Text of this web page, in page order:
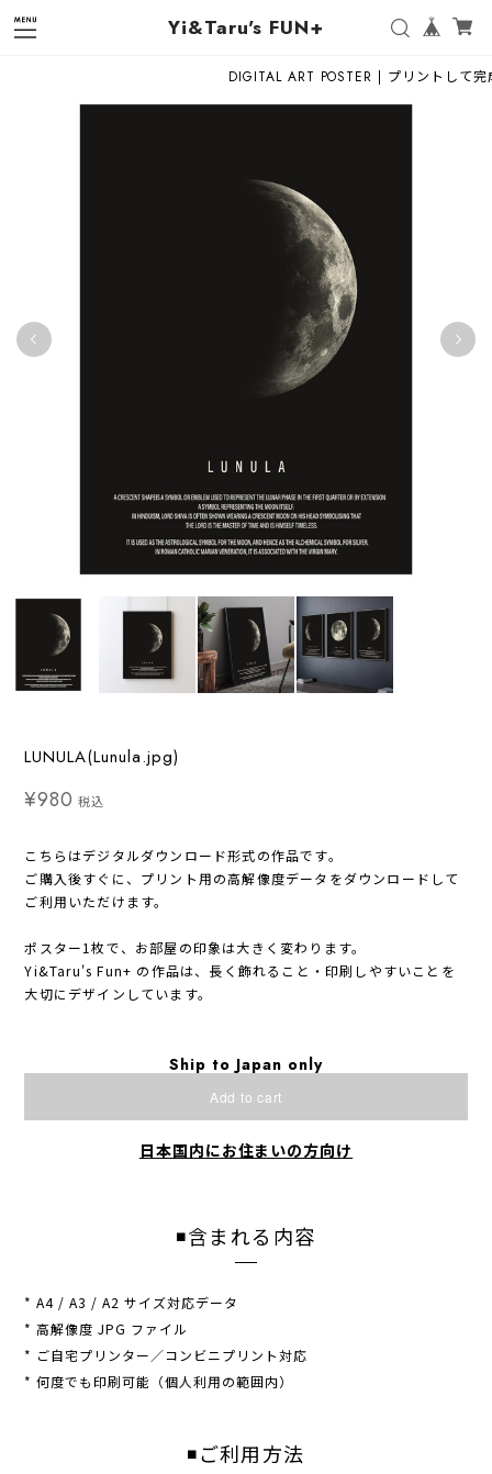
Yi&Taru's FUN+
DIGITAL ART POSTER | プリントして完
LUNULA(Lunula.jpg)
¥980 税込
こちらはデジタルダウンロード形式の作品です。
ご購入後すぐに、プリント用の高解像度データをダウンロードして
ご利用いただけます。
ポスター1枚で、お部屋の印象は大きく変わります。
Yi&Taru's Fun+ の作品は、長く飾れること・印刷しやすいことを
大切にデザインしています。
Ship to Japan only
Add to cart
日本国内にお住まいの方向け
◾️含まれる内容
* A4 / A3 / A2 サイズ対応データ
* 高解像度 JPG ファイル
* ご自宅プリンター／コンビニプリント対応
* 何度でも印刷可能（個人利用の範囲内）
◾️ご利用方法